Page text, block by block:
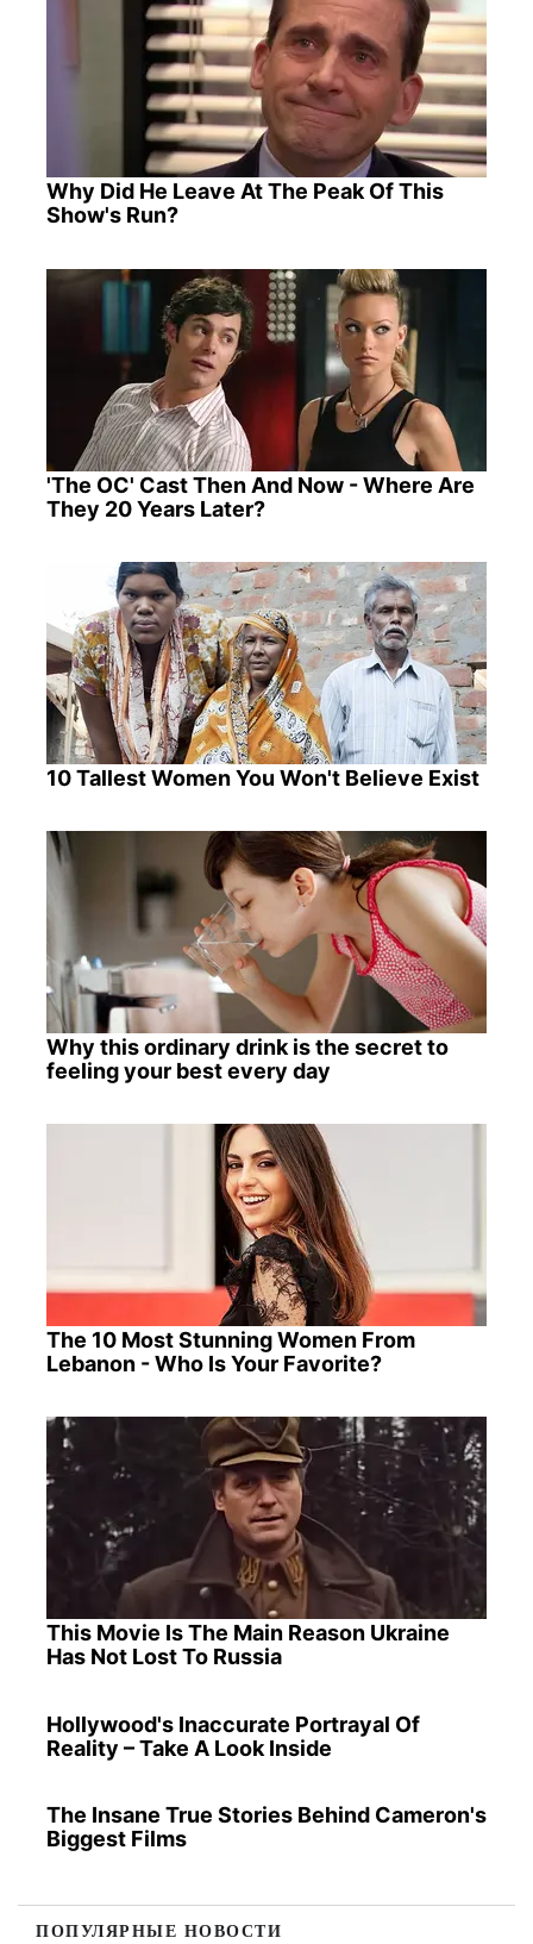
Why Did He Leave At The Peak Of This
Show's Run?
'The OC' Cast Then And Now - Where Are
They 20 Years Later?
10 Tallest Women You Won't Believe Exist
Why this ordinary drink is the secret to
feeling your best every day
The 10 Most Stunning Women From
Lebanon - Who Is Your Favorite?
This Movie Is The Main Reason Ukraine
Has Not Lost To Russia
Hollywood's Inaccurate Portrayal Of
Reality – Take A Look Inside
The Insane True Stories Behind Cameron's
Biggest Films
ПОПУЛЯРНЫЕ НОВОСТИ